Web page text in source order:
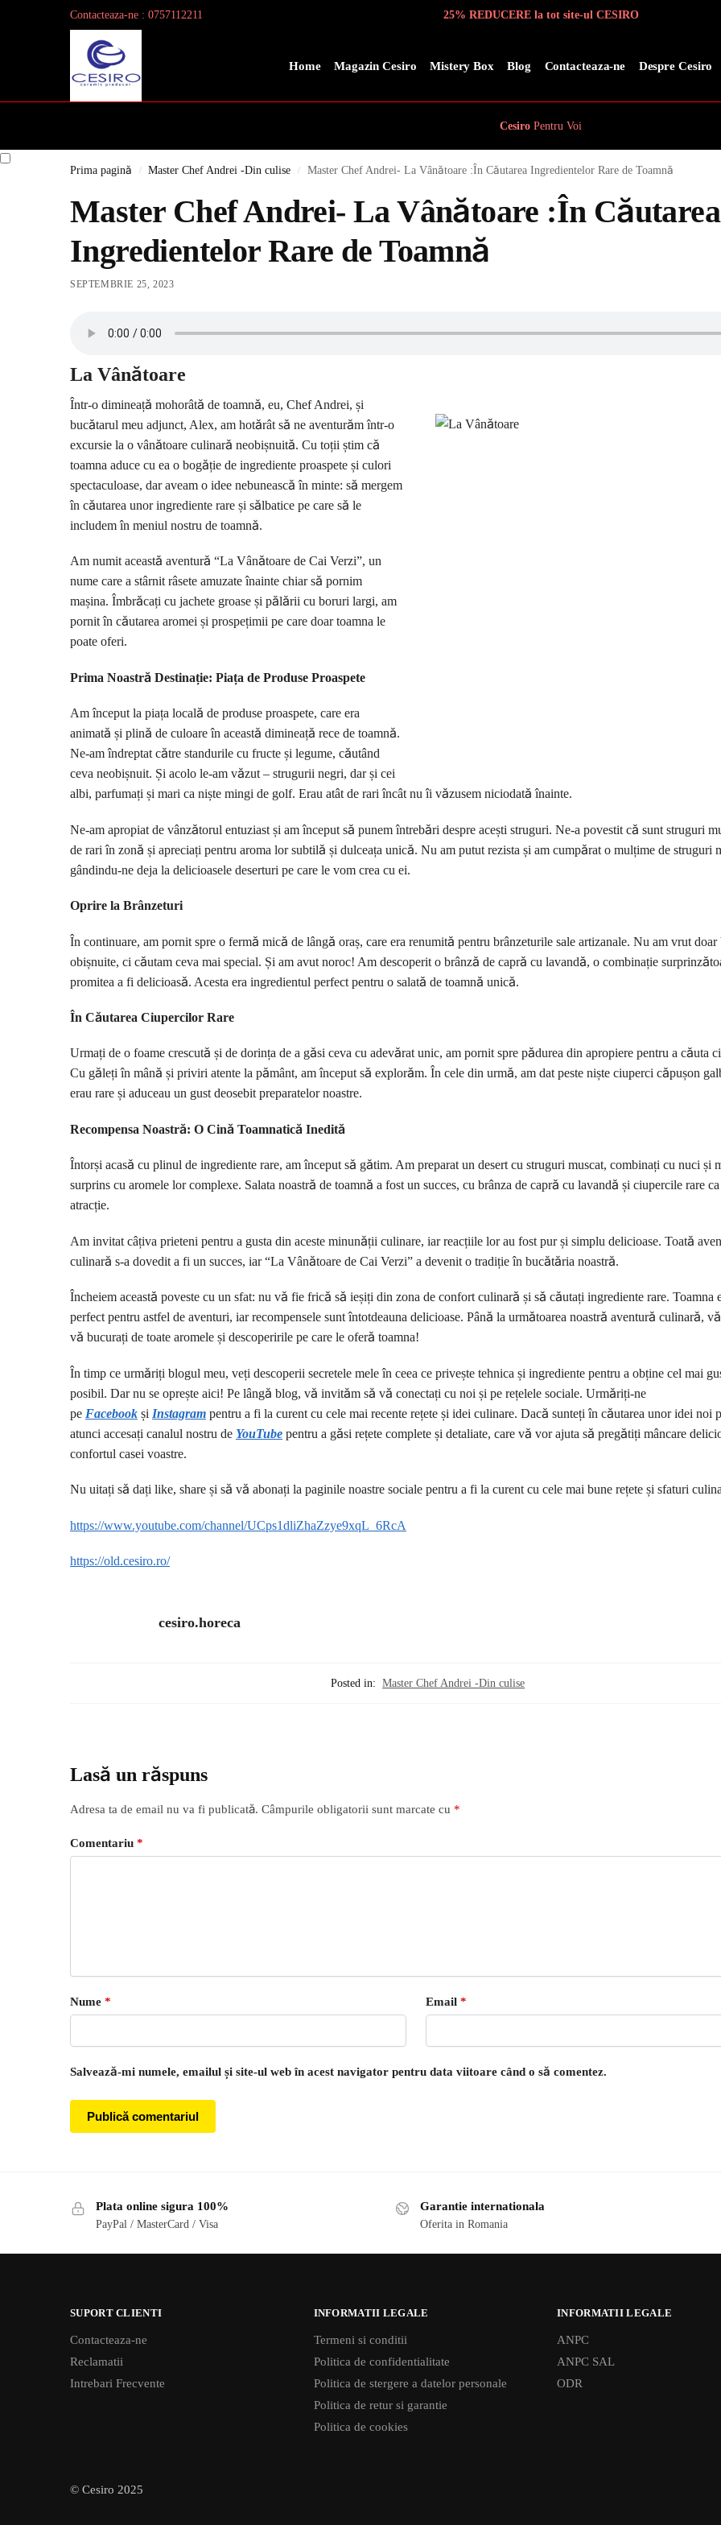
Contacteaza-ne : 0757112211 25% REDUCERE la tot site-ul CESIRO
Home Magazin Cesiro Mistery Box Blog Contacteaza-ne Despre Cesiro
Search
Cesiro Pentru Voi
Prima pagină / Master Chef Andrei -Din culise / Master Chef Andrei- La Vânătoare :În Căutarea Ingredientelor Rare de Toamnă
Master Chef Andrei- La Vânătoare :În Căutarea
Ingredientelor Rare de Toamnă
SEPTEMBRIE 25, 2023
La Vânătoare
Într-o dimineață mohorâtă de toamnă, eu, Chef Andrei, și
bucătarul meu adjunct, Alex, am hotărât să ne aventurăm într-o
excursie la o vânătoare culinară neobișnuită. Cu toții știm că
toamna aduce cu ea o bogăție de ingrediente proaspete și culori
spectaculoase, dar aveam o idee nebunească în minte: să mergem
în căutarea unor ingrediente rare și sălbatice pe care să le
includem în meniul nostru de toamnă.
Am numit această aventură “La Vânătoare de Cai Verzi”, un
nume care a stârnit râsete amuzate înainte chiar să pornim
mașina. Îmbrăcați cu jachete groase și pălării cu boruri largi, am
pornit în căutarea aromei și prospețimii pe care doar toamna le
poate oferi.
Prima Noastră Destinație: Piața de Produse Proaspete
Am început la piața locală de produse proaspete, care era
animată și plină de culoare în această dimineață rece de toamnă.
Ne-am îndreptat către standurile cu fructe și legume, căutând
ceva neobișnuit. Și acolo le-am văzut – strugurii negri, dar și cei
albi, parfumați și mari ca niște mingi de golf. Erau atât de rari încât nu îi văzusem niciodată înainte.
Ne-am apropiat de vânzătorul entuziast și am început să punem întrebări despre acești struguri. Ne-a povestit că sunt struguri
de rari în zonă și apreciați pentru aroma lor subtilă și dulceața unică. Nu am putut rezista și am cumpărat o mulțime de struguri
gândindu-ne deja la delicioasele deserturi pe care le vom crea cu ei.
Oprire la Brânzeturi
În continuare, am pornit spre o fermă mică de lângă oraș, care era renumită pentru brânzeturile sale artizanale. Nu am vrut doar
obișnuite, ci căutam ceva mai special. Și am avut noroc! Am descoperit o brânză de capră cu lavandă, o combinație
promitea a fi delicioasă. Acesta era ingredientul perfect pentru o salată de toamnă unică.
În Căutarea Ciupercilor Rare
Urmați de o foame crescută și de dorința de a găsi ceva cu adevărat unic, am pornit spre pădurea din apropiere pentru a căuta
Cu găleți în mână și priviri atente la pământ, am început să explorăm. În cele din urmă, am dat peste niște ciuperci căpușon
erau rare și aduceau un gust deosebit preparatelor noastre.
Recompensa Noastră: O Cină Toamnatică Inedită
Întorși acasă cu plinul de ingrediente rare, am început să gătim. Am preparat un desert cu struguri muscat, combinați cu nuci și
surprins cu aromele lor complexe. Salata noastră de toamnă a fost un succes, cu brânza de capră cu lavandă și ciupercile rare
atracție.
Am invitat câțiva prieteni pentru a gusta din aceste minunății culinare, iar reacțiile lor au fost pur și simplu delicioase. Toată
culinară s-a dovedit a fi un succes, iar “La Vânătoare de Cai Verzi” a devenit o tradiție în bucătăria noastră.
Încheiem această poveste cu un sfat: nu vă fie frică să ieșiți din zona de confort culinară și să căutați ingrediente rare. Toamna
perfect pentru astfel de aventuri, iar recompensele sunt întotdeauna delicioase. Până la următoarea noastră aventură culinară,
vă bucurați de toate aromele și descoperirile pe care le oferă toamna!
În timp ce urmăriți blogul meu, veți descoperii secretele mele în ceea ce privește tehnica și ingrediente pentru a obține cel mai
posibil. Dar nu se oprește aici! Pe lângă blog, vă invităm să vă conectați cu noi și pe rețelele sociale. Urmăriți-ne
pe Facebook și Instagram pentru a fi la curent cu cele mai recente rețete și idei culinare. Dacă sunteți în căutarea unor idei noi
atunci accesați canalul nostru de YouTube pentru a găsi rețete complete și detaliate, care vă vor ajuta să pregătiți mâncare
confortul casei voastre.
Nu uitați să dați like, share și să vă abonați la paginile noastre sociale pentru a fi la curent cu cele mai bune rețete și sfaturi
https://www.youtube.com/channel/UCps1dliZhaZzye9xqL_6RcA
https://old.cesiro.ro/
cesiro.horeca
Posted in: Master Chef Andrei -Din culise
Lasă un răspuns
Adresa ta de email nu va fi publicată. Câmpurile obligatorii sunt marcate cu *
Comentariu *
Nume * Email *
Salvează-mi numele, emailul și site-ul web în acest navigator pentru data viitoare când o să comentez.
Plata online sigura 100%
PayPal / MasterCard / Visa
Garantie internationala
Oferita in Romania
SUPORT CLIENTI
Contacteaza-ne
Reclamatii
Intrebari Frecvente
INFORMATII LEGALE
Termeni si conditii
Politica de confidentialitate
Politica de stergere a datelor personale
Politica de retur si garantie
Politica de cookies
INFORMATII LEGALE
ANPC
ANPC SAL
ODR
© Cesiro 2025